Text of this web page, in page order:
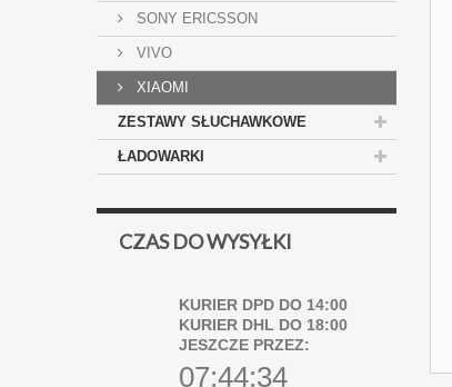
SONY ERICSSON
VIVO
XIAOMI
ZESTAWY SŁUCHAWKOWE
ŁADOWARKI
CZAS DO WYSYŁKI
KURIER DPD DO 14:00
KURIER DHL DO 18:00
JESZCZE PRZEZ:
07:44:34